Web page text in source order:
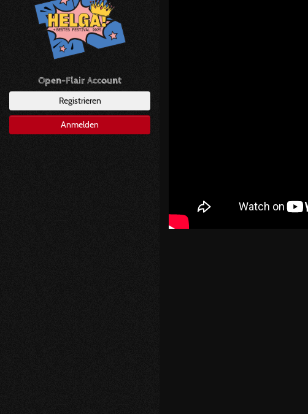
Open-Flair Account
Registrieren
Anmelden